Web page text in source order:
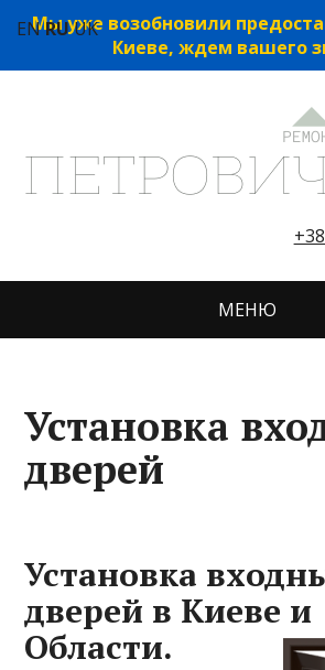
Мы уже возобновили
Киеве, ждем вашего
МЕНЮ
Установка
дверей
Установка
дверей в Киеве и
Области.
ENRUUK